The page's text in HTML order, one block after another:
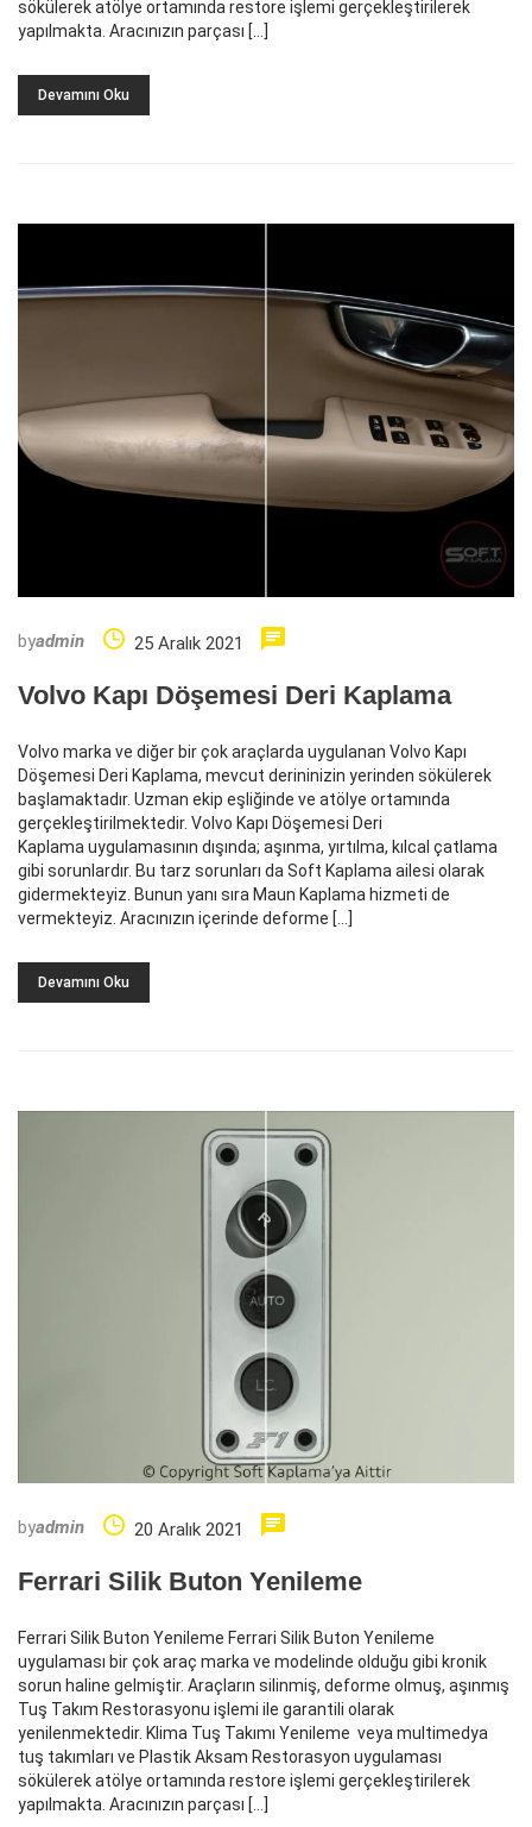
sökülerek atölye ortamında restore işlemi gerçekleştirilerek
yapılmakta. Aracınızın parçası […]
Devamını Oku
byadmin 25 Aralık 2021
Volvo Kapı Döşemesi Deri Kaplama
Volvo marka ve diğer bir çok araçlarda uygulanan Volvo Kapı
Döşemesi Deri Kaplama, mevcut derininizin yerinden sökülerek
başlamaktadır. Uzman ekip eşliğinde ve atölye ortamında
gerçekleştirilmektedir. Volvo Kapı Döşemesi Deri
Kaplama uygulamasının dışında; aşınma, yırtılma, kılcal çatlama
gibi sorunlardır. Bu tarz sorunları da Soft Kaplama ailesi olarak
gidermekteyiz. Bunun yanı sıra Maun Kaplama hizmeti de
vermekteyiz. Aracınızın içerinde deforme […]
Devamını Oku
byadmin 20 Aralık 2021
Ferrari Silik Buton Yenileme
Ferrari Silik Buton Yenileme Ferrari Silik Buton Yenileme
uygulaması bir çok araç marka ve modelinde olduğu gibi kronik
sorun haline gelmiştir. Araçların silinmiş, deforme olmuş, aşınmış
Tuş Takım Restorasyonu işlemi ile garantili olarak
yenilenmektedir. Klima Tuş Takımı Yenileme veya multimedya
tuş takımları ve Plastik Aksam Restorasyon uygulaması
sökülerek atölye ortamında restore işlemi gerçekleştirilerek
yapılmakta. Aracınızın parçası […]